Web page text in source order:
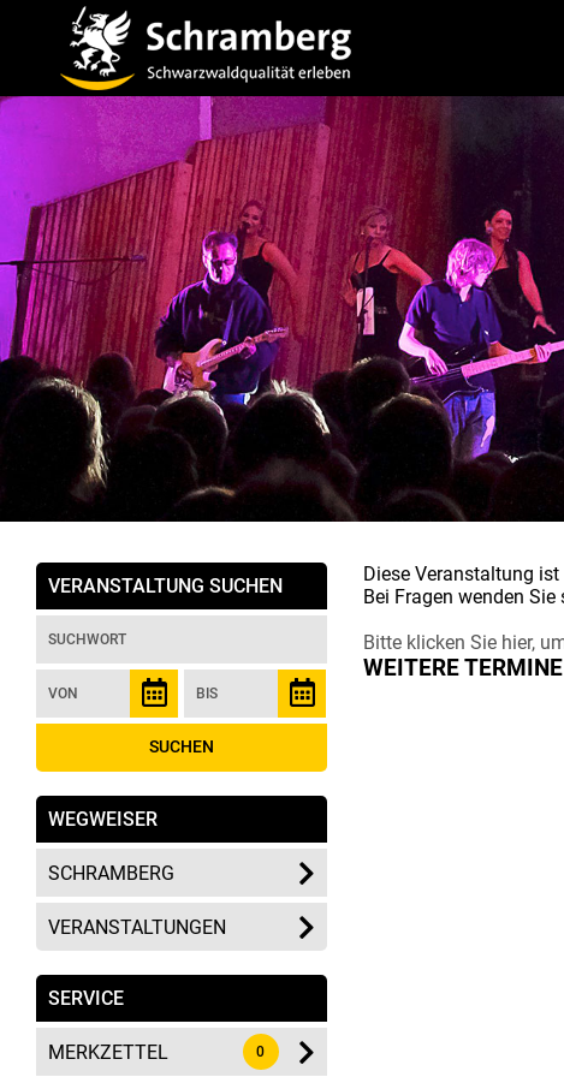
VERANSTALTUNG SUCHEN
WEGWEISER
SCHRAMBERG
VERANSTALTUNGEN
SERVICE
MERKZETTEL 0
Diese Veranstaltung
Bei Fragen wenden
Bitte klicken Sie hier,
WEITERE